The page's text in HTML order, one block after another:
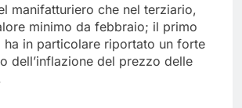
manifatturiero che nel terziario,
minimo da febbraio; il primo
ha in particolare riportato un forte
dell’inflazione del prezzo delle